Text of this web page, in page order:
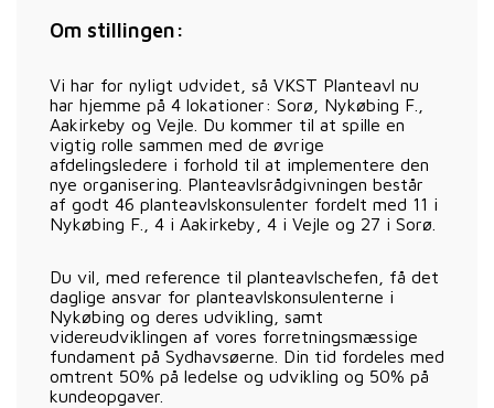
Om stillingen:
Vi har for nyligt udvidet, så VKST Planteavl nu
har hjemme på 4 lokationer: Sorø, Nykøbing F.,
Aakirkeby og Vejle. Du kommer til at spille en
vigtig rolle sammen med de øvrige
afdelingsledere i forhold til at implementere den
nye organisering. Planteavlsrådgivningen består
af godt 46 planteavlskonsulenter fordelt med 11 i
Nykøbing F., 4 i Aakirkeby, 4 i Vejle og 27 i Sorø.
Du vil, med reference til planteavlschefen, få det
daglige ansvar for planteavlskonsulenterne i
Nykøbing og deres udvikling, samt
videreudviklingen af vores forretningsmæssige
fundament på Sydhavsøerne. Din tid fordeles med
omtrent 50% på ledelse og udvikling og 50% på
kundeopgaver.